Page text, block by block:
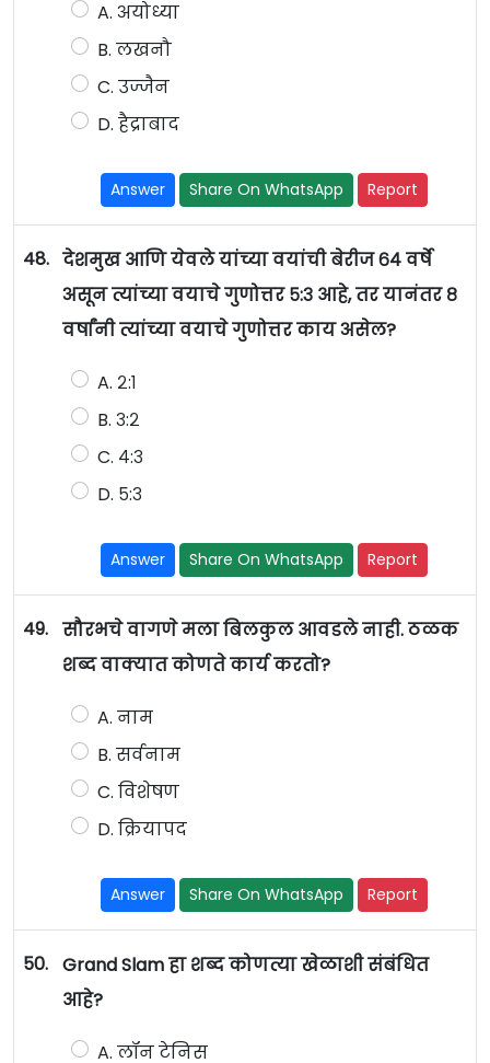
A. अयोध्या
B. लखनौ
C. उज्जैन
D. हैद्राबाद
Answer Share On WhatsApp Report
48. देशमुख आणि येवले यांच्या वयांची बेरीज ६४ वर्षे
असून त्यांच्या वयाचे गुणोत्तर ५:३ आहे, तर यानंतर ८
वर्षांनी त्यांच्या वयाचे गुणोत्तर काय असेल?
A. २:१
B. ३:२
C. ४:३
D. ५:३
Answer Share On WhatsApp Report
49. सौरभचे वागणे मला बिलकुल आवडले नाही. ठळक
शब्द वाक्यात कोणते कार्य करतो?
A. नाम
B. सर्वनाम
C. विशेषण
D. क्रियापद
Answer Share On WhatsApp Report
50. Grand Slam हा शब्द कोणत्या खेळाशी संबंधित
आहे?
A. लॉन टेनिस